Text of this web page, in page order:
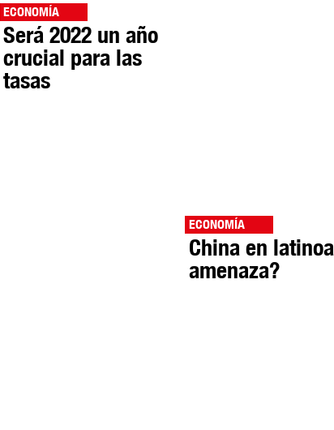
ECONOMÍA
Será 2022 un año
crucial para las
tasas
ECONOMÍA
China en
amenaza?